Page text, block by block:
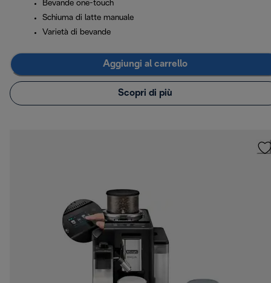
Bevande one-touch
Schiuma di latte manuale
Varietà di bevande
Aggiungi al carrello
Scopri di più